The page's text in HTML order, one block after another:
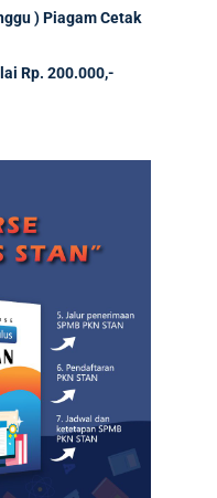
) Piagam Cetak
Rp. 200.000,-